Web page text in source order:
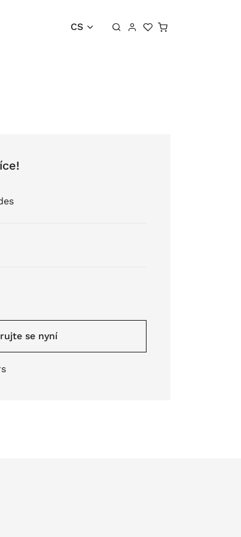
Košík
CS
se nyní